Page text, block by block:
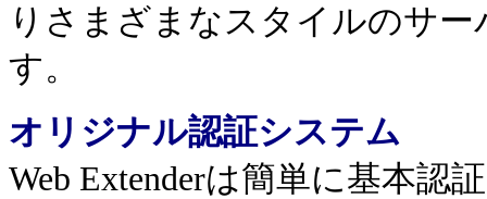
りさまざまなスタイルのサ
す。
オリジナル認証システム
Web Extenderは簡単に基本